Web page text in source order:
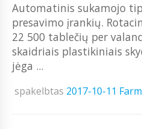
Automatinis sukamojo
presavimo įrankių.
22 500 tablečių per
skaidriais plastikiniais
jėga ...
spakelbtas 2017-10-11